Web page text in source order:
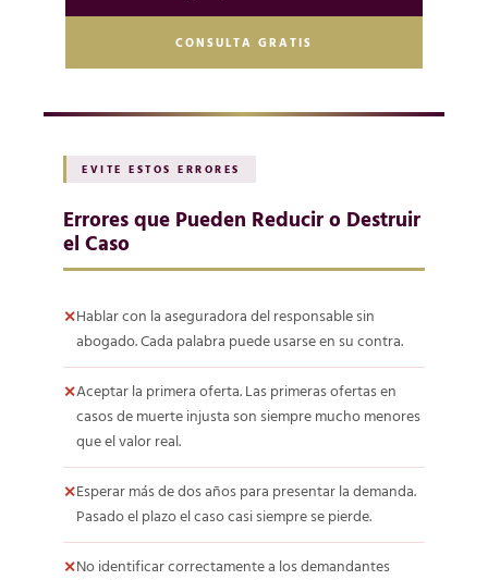
CONSULTA GRATIS
EVITE ESTOS ERRORES
Errores que Pueden Reducir o Destruir
el Caso
Hablar con la aseguradora del responsable sin
abogado. Cada palabra puede usarse en su contra.
Aceptar la primera oferta. Las primeras ofertas en
casos de muerte injusta son siempre mucho menores
que el valor real.
Esperar más de dos años para presentar la demanda.
Pasado el plazo el caso casi siempre se pierde.
No identificar correctamente a los demandantes